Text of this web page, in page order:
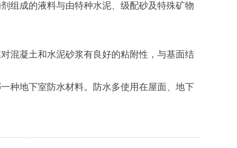
成的液料与由特种水泥、级配砂及特殊矿物
凝土和水泥砂浆有良好的粘附性，与基面结
地下室防水材料。防水多使用在屋面、地下